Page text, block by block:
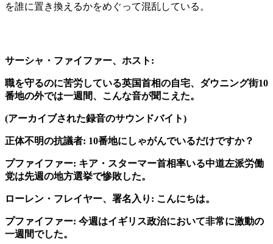
を誰に置き換えるかをめぐって混乱している。
サーシャ・ファイファー、ホスト:
職を守るのに苦労している英国首相の自宅、ダウニング街10
番地の外では一週間、こんな音が聞こえた。
(アーカイブされた録音のサウンドバイト)
正体不明の抗議者: 10番地にしゃがんでいるだけですか？
プファイファー: キア・スターマー首相率いる中道左派労働
党は先週の地方選挙で惨敗した。
ローレン・フレイヤー、署名入り: こんにちは。
プファイファー: 今週はイギリス政治において非常に激動の
一週間でした。